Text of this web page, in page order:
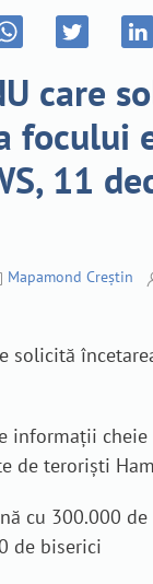
care
focului
11
Mapamond Creștin
solicită
informații cheie
de teroriști
cu 300.000
de biserici